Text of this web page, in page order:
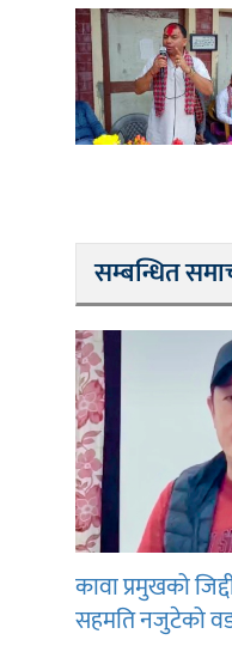
सम्बन्धित
कावा प्रमुखको
सहमति नजुटेको